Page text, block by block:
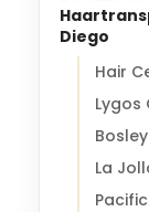
Diego
Hair
Lygos
La